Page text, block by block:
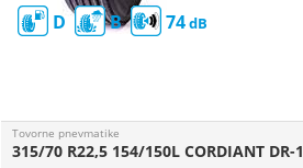
D B 74
Tovorne pnevmatike
315/70 R22,5 154/150L CORDIANT DR-1